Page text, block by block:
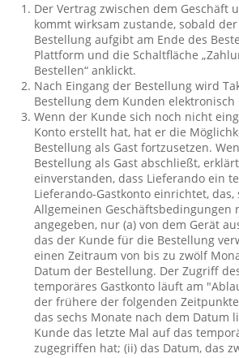
Der Vertrag zwischen dem Geschäft
kommt wirksam zustande, sobald
Bestellung aufgibt am Ende des
Plattform und die Schaltfläche
Bestellen“ anklickt.
Nach Eingang der Bestellung wird
Bestellung dem Kunden elektronisch
Wenn der Kunde sich noch nicht
Konto erstellt hat, hat er die
Bestellung als Gast fortzusetzen.
Bestellung als Gast abschließt,
einverstanden, dass Lieferando ein
Lieferando-Gastkonto einrichtet,
Allgemeinen Geschäftsbedingungen
angegeben, nur (a) von dem Gerät
das der Kunde für die Bestellung
einen Zeitraum von bis zu zwölf
Datum der Bestellung. Der Zugriff
temporäres Gastkonto läuft am
der frühere der folgenden
das sechs Monate nach dem Datum
Kunde das letzte Mal auf das
zugegriffen hat; (ii) das Datum, das